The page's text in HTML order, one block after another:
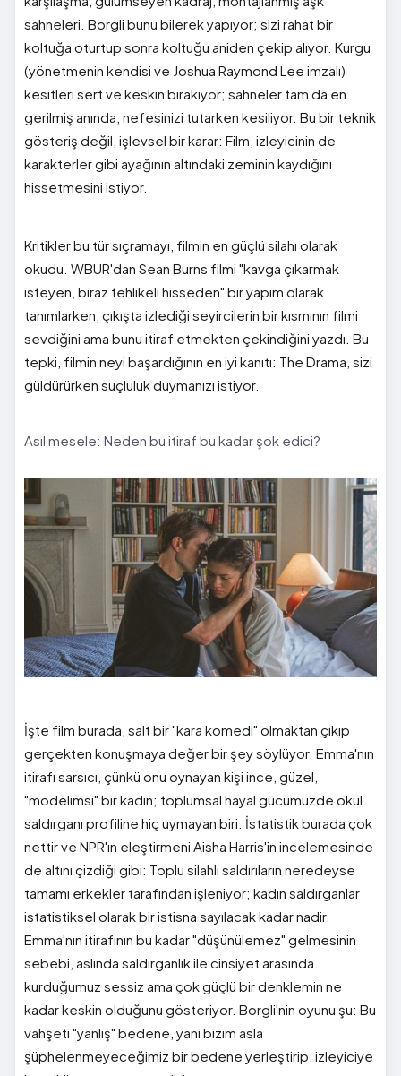
sahneleri. Borgli bunu bilerek yapıyor; sizi rahat bir
koltuğa oturtup sonra koltuğu aniden çekip alıyor. Kurgu
(yönetmenin kendisi ve Joshua Raymond Lee imzalı)
kesitleri sert ve keskin bırakıyor; sahneler tam da en
gerilmiş anında, nefesinizi tutarken kesiliyor. Bu bir teknik
gösteriş değil, işlevsel bir karar: Film, izleyicinin de
karakterler gibi ayağının altındaki zeminin kaydığını
hissetmesini istiyor.
Kritikler bu tür sıçramayı, filmin en güçlü silahı olarak
okudu. WBUR'dan Sean Burns filmi "kavga çıkarmak
isteyen, biraz tehlikeli hisseden" bir yapım olarak
tanımlarken, çıkışta izlediği seyircilerin bir kısmının filmi
sevdiğini ama bunu itiraf etmekten çekindiğini yazdı. Bu
tepki, filmin neyi başardığının en iyi kanıtı: The Drama, sizi
güldürürken suçluluk duymanızı istiyor.
Asıl mesele: Neden bu itiraf bu kadar şok edici?
İşte film burada, salt bir "kara komedi" olmaktan çıkıp
gerçekten konuşmaya değer bir şey söylüyor. Emma'nın
itirafı sarsıcı, çünkü onu oynayan kişi ince, güzel,
"modelimsi" bir kadın; toplumsal hayal gücümüzde okul
saldırganı profiline hiç uymayan biri. İstatistik burada çok
nettir ve NPR'ın eleştirmeni Aisha Harris'in incelemesinde
de altını çizdiği gibi: Toplu silahlı saldırıların neredeyse
tamamı erkekler tarafından işleniyor; kadın saldırganlar
istatistiksel olarak bir istisna sayılacak kadar nadir.
Emma'nın itirafının bu kadar "düşünülemez" gelmesinin
sebebi, aslında saldırganlık ile cinsiyet arasında
kurduğumuz sessiz ama çok güçlü bir denklemin ne
kadar keskin olduğunu gösteriyor. Borgli'nin oyunu şu: Bu
vahşeti "yanlış" bedene, yani bizim asla
şüphelenmeyeceğimiz bir bedene yerleştirip, izleyiciye